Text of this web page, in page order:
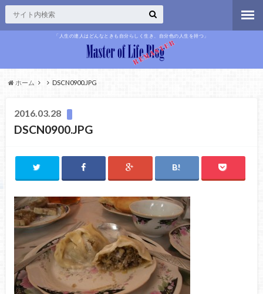
「人生の達人はどんなときも自分らしく生き、自分色の人生を持つ」
ホーム DSCN0900.JPG
2016.03.28
DSCN0900.JPG